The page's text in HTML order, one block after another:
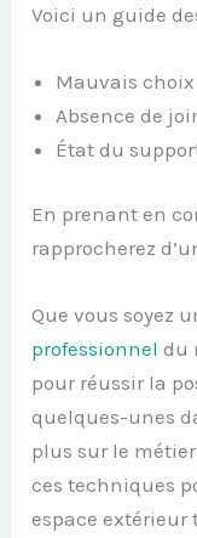
Voici un guide
Mauvais
Absence de
État du
En prenant en
rapprocherez
Que vous soyez
professionnel du
pour réussir la
quelques-unes
plus sur le métier
ces techniques
espace extérieur